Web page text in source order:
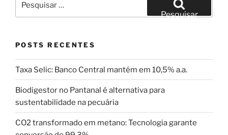
por:
Pesquisar
POSTS RECENTES
Taxa Selic: Banco Central mantém em 10,5% a.a.
Biodigestor no Pantanal é alternativa para
sustentabilidade na pecuária
CO2 transformado em metano: Tecnologia garante